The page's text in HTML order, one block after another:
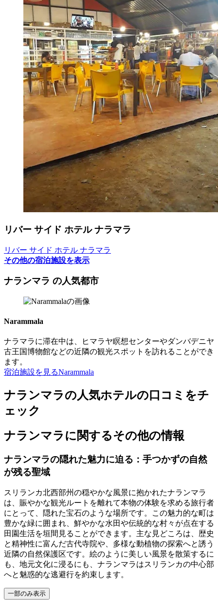
リバー サイド ホテル ナラマラ
リバー サイド ホテル ナラマラ
その他の宿泊施設を表示
ナランマラ の人気都市
Narammala
ナラマラに滞在中は、ヒマラヤ瞑想センターやダンバデニヤ
古王国博物館などの近隣の観光スポットを訪れることができ
ます。
宿泊施設を見るNarammala
ナランマラの人気ホテルの口コミをチ
ェック
ナランマラに関するその他の情報
ナランマラの隠れた魅力に迫る：手つかずの自然
が残る聖域
スリランカ北西部州の穏やかな風景に抱かれたナランマラ
は、賑やかな観光ルートを離れて本物の体験を求める旅行者
にとって、隠れた宝石のような場所です。この魅力的な町は
豊かな緑に囲まれ、鮮やかな水田や伝統的な村々が点在する
田園生活を垣間見ることができます。主な見どころは、歴史
と精神性に富んだ古代寺院や、多様な動植物の探索へと誘う
近隣の自然保護区です。絵のように美しい風景を散策するに
も、地元文化に浸るにも、ナランマラはスリランカの中心部
へと魅惑的な逃避行を約束します。
一部のみ表示